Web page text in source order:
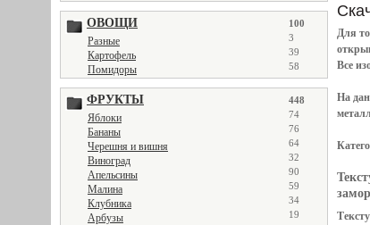
ОВОЩИ 100
Разные 3
Картофель 39
Помидоры 58
ФРУКТЫ 448
Яблоки 74
Бананы 76
Черешня и вишня 64
Виноград 32
Апельсины 90
Малина 59
Клубника 34
Арбузы 19
Для
Все
На